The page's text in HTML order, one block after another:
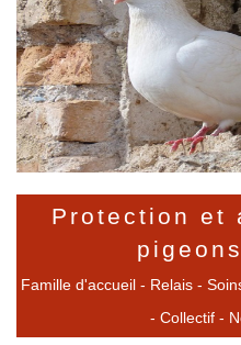
Protection et
Famille d'accueil - Relais -
- Collectif -